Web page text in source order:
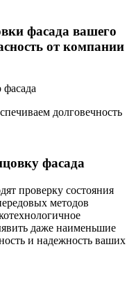
фасада вашего
от компании
фасада
долговечность
фасада
проверку состояния
методов
даже наименьшие
и надежность ваших